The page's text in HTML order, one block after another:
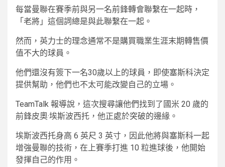
每當曼聯在賽季前與另一名前鋒轉會聯繫在一起時，
「老將」這個詞總是與此聯繫在一起。
然而，英力士的理念通常不是購買職業生涯末期轉售價
值不大的球員。
他們還沒有簽下一名30歲以上的球員，即使塞斯科決定
提供幫助，他們也不太可能改變自己的立場。
TeamTalk 報導說，這次搜尋讓他們找到了國米 20 歲的
前鋒皮奧·埃斯波西托，他正處於突破的邊緣。
埃斯波西托身高 6 英尺 3 英寸，因此他將與塞斯科一起
增強曼聯的技術，在上賽季打進 10 粒進球後，他開始
發揮自己的作用。